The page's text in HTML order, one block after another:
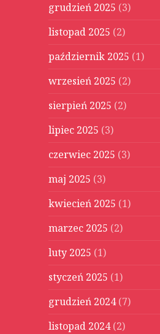
grudzień 2025 (3)
listopad 2025 (2)
październik 2025 (1)
wrzesień 2025 (2)
sierpień 2025 (2)
lipiec 2025 (3)
czerwiec 2025 (3)
maj 2025 (3)
kwiecień 2025 (1)
marzec 2025 (2)
luty 2025 (1)
styczeń 2025 (1)
grudzień 2024(7)
listopad 2024(2)